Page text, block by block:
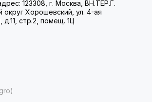
123308, г. Москва, ВН.ТЕР.Г.
округ Хорошевский, ул. 4-ая
д.11, стр.2, помещ. 1Ц